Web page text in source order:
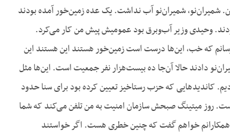
شمیران‌نو، شمیران‌نو آب نداشت. یک عده زمین‌خور آمده بودند
وحیدی وزیر آب‌وبرق بود عمومیش پیش من کار می‌کرد.
که خب، این‌ها درست است زمین‌خور هستند این هستند این
دادند حالا آن‌جا ده بیست‌هزار نفر جمعیت است. این‌ها مثل
کاندیدهایی که حزب رستاخیز تعیین کرده بود برای سنا حدود
است. روز میتینگ صبحش سازمان امنیت به من تلفن می‌کند که شما
همکارانم خواهم گفت که چنین خطری هست. اگر خواستند